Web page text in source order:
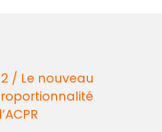
2 / Le nouveau